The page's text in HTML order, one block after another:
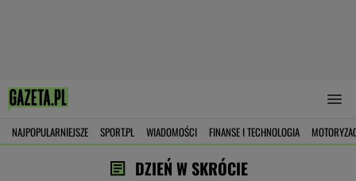
NAJPOPULARNIEJSZE SPORT.PL WIADOMOŚCI FINANSE I TECHNOLOGIA
DZIEŃ W SKRÓCIE